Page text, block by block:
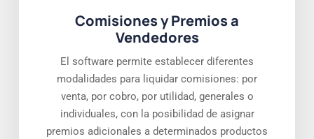
Comisiones y Premios a
Vendedores
El software permite establecer diferentes
modalidades para liquidar comisiones: por
venta, por cobro, por utilidad, generales o
individuales, con la posibilidad de asignar
premios adicionales a determinados productos